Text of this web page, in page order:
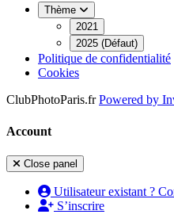
Thème
2021
2025 (Défaut)
Politique de confidentialité
Cookies
ClubPhotoParis.fr Powered by
Account
Close panel
Utilisateur existant ?
S’inscrire